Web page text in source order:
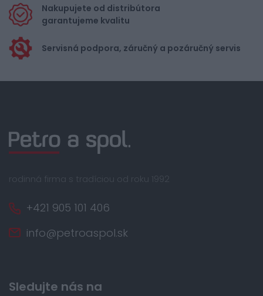
Nakupujete od distribútora
garantujeme kvalitu
Servisná podpora, záručný a pozáručný servis
rodinná firma s tradíciou od roku 1992
+421 905 101 406
info@petroaspol.sk
Sledujte nás na